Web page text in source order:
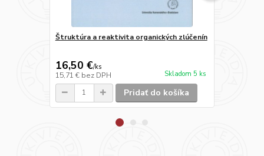
Štruktúra a reaktivita organických zlúčenín
16,50 €/ks
15,71 € bez DPH Skladom 5 ks
Pridať do košíka